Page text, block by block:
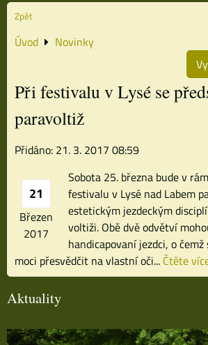
Zpět
Úvod
Novinky
Při festivalu v Lysé se
paravoltiž
Přidáno: 21. 3. 2017 08:59
21
Březen
2017
Sobota 25. března bude v
festivalu v Lysé nad Labem
estetickým jezdeckým
voltiži. Obě dvě odvětví
handicapovaní jezdci, o
moci přesvědčit na vlastní oči... Čtěte
Aktuality